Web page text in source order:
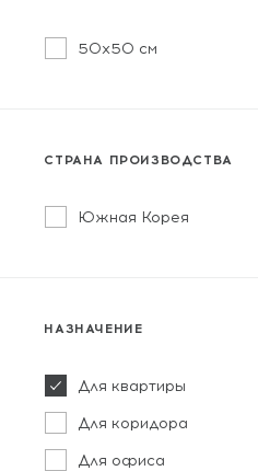
50x50 см
СТРАНА ПРОИЗВОДСТВА
Южная Корея
НАЗНАЧЕНИЕ
Для квартиры
Для коридора
Для офиса